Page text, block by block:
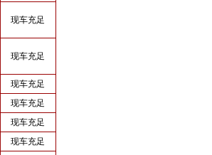
现车充足
现车充足
现车充足
现车充足
现车充足
现车充足